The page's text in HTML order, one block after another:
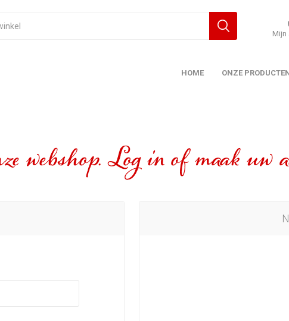
Mijn
HOME ONZE
webshop. Log in of maak uw